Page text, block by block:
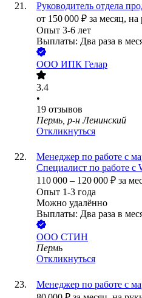
Руководитель отдела
от 150 000 ₽ за месяц, на
Опыт 3-6 лет
Выплаты: Два раза в
ООО ИПК Гелар
3.4
•
19 отзывов
Пермь, р-н Ленинский
Откликнуться
Менеджер по работе с
Специалист по работе с
110 000 – 120 000 ₽ за
Опыт 1-3 года
Можно удалённо
Выплаты: Два раза в
ООО СТИН
Пермь
Откликнуться
Менеджер по работе с